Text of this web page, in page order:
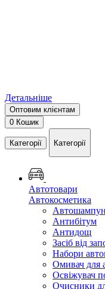
Детальніше
Оптовим клієнтам
0 Кошик
Категорії Категорії
Автотовари
Автокосметика
Антибітум
Антидощ
Засіб від
Набори
Омивач для
Освіжувач
Очисники